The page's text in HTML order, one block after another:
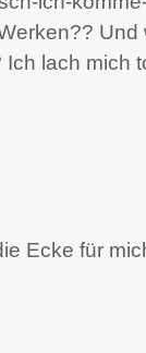
Ich lach mich
Ecke für